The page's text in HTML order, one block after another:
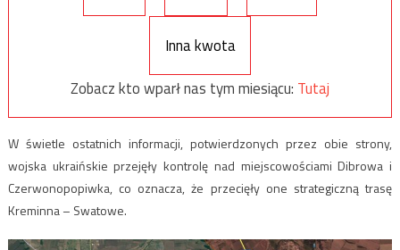
Inna kwota
Zobacz kto wparł nas tym miesiącu: Tutaj
W świetle ostatnich informacji, potwierdzonych przez obie strony,
wojska ukraińskie przejęły kontrolę nad miejscowościami Dibrowa i
Czerwonopopiwka, co oznacza, że przecięły one strategiczną trasę
Kreminna – Swatowe.